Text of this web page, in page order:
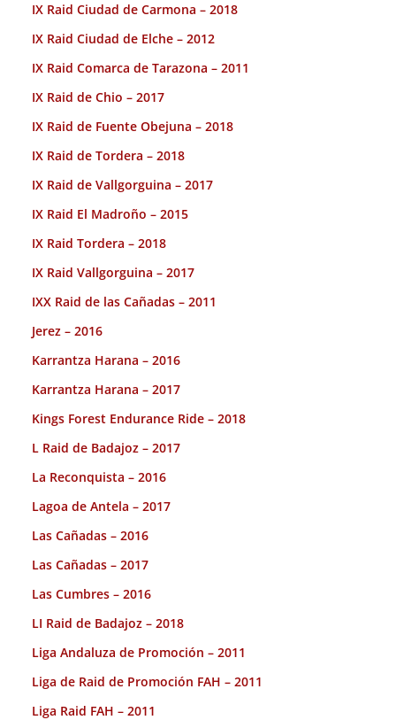
IX Raid Ciudad de Carmona – 2018
IX Raid Ciudad de Elche – 2012
IX Raid Comarca de Tarazona – 2011
IX Raid de Chio – 2017
IX Raid de Fuente Obejuna – 2018
IX Raid de Tordera – 2018
IX Raid de Vallgorguina – 2017
IX Raid El Madroño – 2015
IX Raid Tordera – 2018
IX Raid Vallgorguina – 2017
IXX Raid de las Cañadas – 2011
Jerez – 2016
Karrantza Harana – 2016
Karrantza Harana – 2017
Kings Forest Endurance Ride – 2018
L Raid de Badajoz – 2017
La Reconquista – 2016
Lagoa de Antela – 2017
Las Cañadas – 2016
Las Cañadas – 2017
Las Cumbres – 2016
LI Raid de Badajoz – 2018
Liga Andaluza de Promoción – 2011
Liga de Raid de Promoción FAH – 2011
Liga Raid FAH – 2011